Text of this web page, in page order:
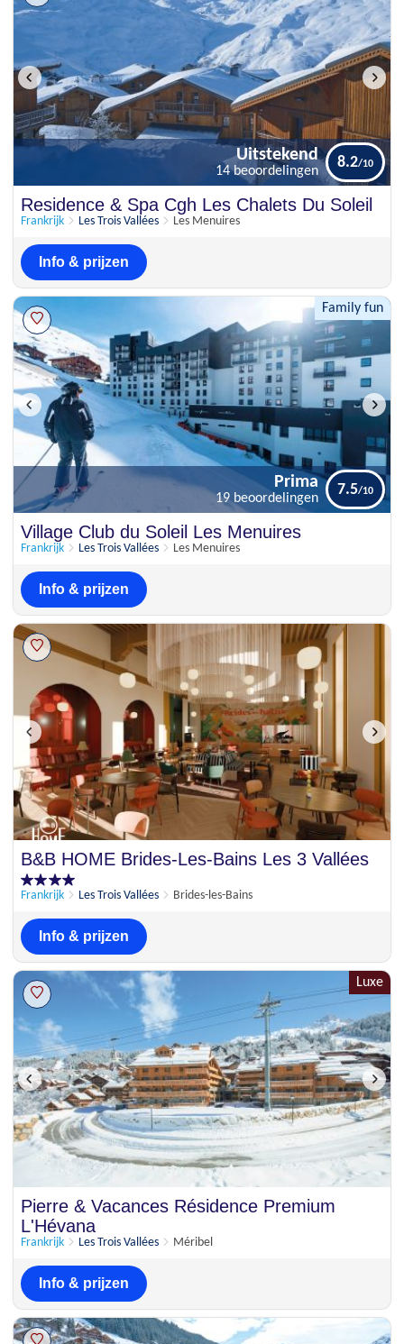
Uitstekend
14 beoordelingen
8.2
Residence & Spa Cgh Les Chalets Du Soleil
Frankrijk Les Trois Vallées Les Menuires
Uitstekend
14 beoordelingen
8.2
Info & prijzen
Family fun
Prima
19 beoordelingen
Village Club du Soleil Les Menuires
Frankrijk Les Trois Vallées Les Menuires
Prima
19 beoordelingen
7.5
Info & prijzen
B&B HOME Brides-Les-Bains Les 3 Vallées
Frankrijk Les Trois Vallées Brides-les-Bains
Info & prijzen
Luxe
Pierre & Vacances Résidence Premium
L'Hévana
Frankrijk Les Trois Vallées Méribel
Info & prijzen